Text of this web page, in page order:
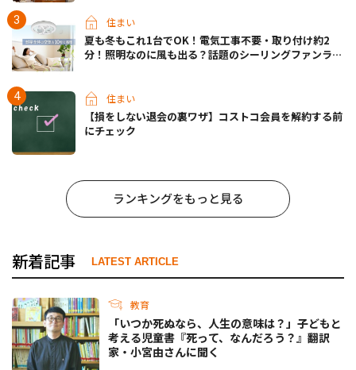
住まい
夏も冬もこれ1台でOK！電気工事不要・取り付け約2
分！照明なのに風も出る？話題のシーリングファンライ
住まい
【損をしない退会の裏ワザ】コストコ会員を解約する前
にチェック
ランキングをもっと見る
新着記事 LATEST ARTICLE
教育
「いつか死ぬなら、人生の意味は？」子どもと
考える児童書『死って、なんだろう？』翻訳
家・小宮由さんに聞く